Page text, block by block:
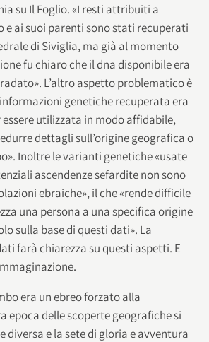
su Il Foglio. «I resti attribuiti a
e ai suoi parenti sono stati recuperati
di Siviglia, ma già al momento
fu chiaro che il dna disponibile era
L’altro aspetto problematico è
genetiche recuperata era
utilizzata in modo affidabile,
dettagli sull’origine geografica o
Inoltre le varianti genetiche «usate
ascendenze sefardite non sono
ebraiche», il che «rende difficile
una persona a una specifica origine
sulla base di questi dati». La
farà chiarezza su questi aspetti. E
era un ebreo forzato alla
epoca delle scoperte geografiche si
diversa e la sete di gloria e avventura